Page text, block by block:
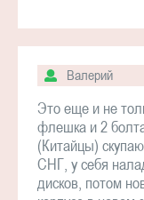
Валерий
Это еще и не
флешка и 2
(Китайцы)
СНГ, у себя
дисков, потом